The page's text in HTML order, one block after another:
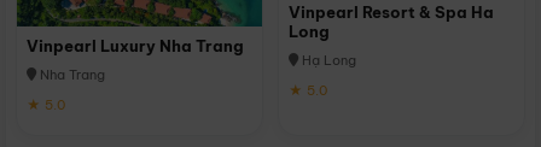
Vinpearl Luxury Nha Trang
Nha Trang
★ 5.0
Vinpearl Resort & Spa Ha
Long
Hạ Long
★ 5.0